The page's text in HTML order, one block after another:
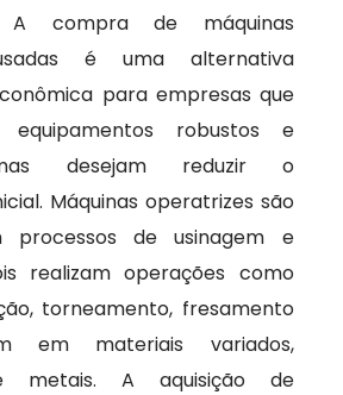
A compra de máquinas
é uma alternativa
para empresas que
robustos e
desejam reduzir o
Máquinas operatrizes são
processos de usinagem e
realizam operações como
torneamento, fresamento
em materiais variados,
metais. A aquisição de